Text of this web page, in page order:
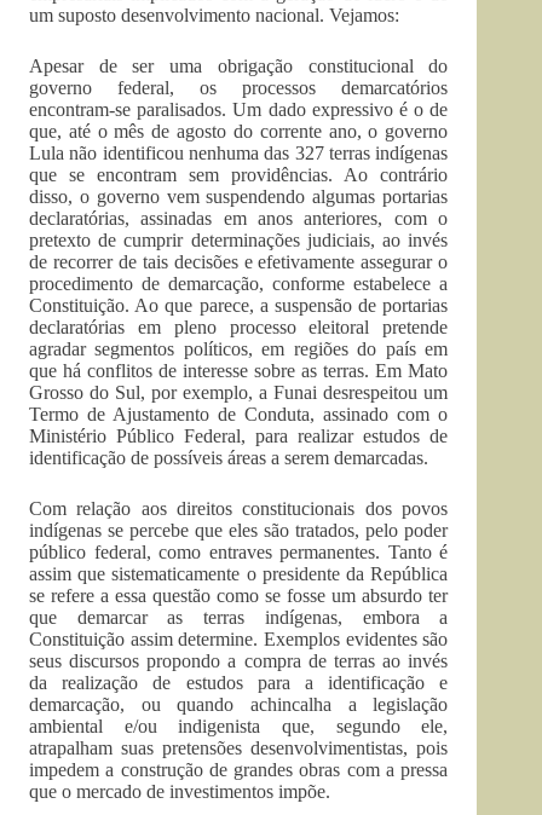
um suposto desenvolvimento nacional. Vejamos:
Apesar de ser uma obrigação constitucional do
governo federal, os processos demarcatórios
encontram-se paralisados. Um dado expressivo é o de
que, até o mês de agosto do corrente ano, o governo
Lula não identificou nenhuma das 327 terras indígenas
que se encontram sem providências. Ao contrário
disso, o governo vem suspendendo algumas portarias
declaratórias, assinadas em anos anteriores, com o
pretexto de cumprir determinações judiciais, ao invés
de recorrer de tais decisões e efetivamente assegurar o
procedimento de demarcação, conforme estabelece a
Constituição. Ao que parece, a suspensão de portarias
declaratórias em pleno processo eleitoral pretende
agradar segmentos políticos, em regiões do país em
que há conflitos de interesse sobre as terras. Em Mato
Grosso do Sul, por exemplo, a Funai desrespeitou um
Termo de Ajustamento de Conduta, assinado com o
Ministério Público Federal, para realizar estudos de
identificação de possíveis áreas a serem demarcadas.
Com relação aos direitos constitucionais dos povos
indígenas se percebe que eles são tratados, pelo poder
público federal, como entraves permanentes. Tanto é
assim que sistematicamente o presidente da República
se refere a essa questão como se fosse um absurdo ter
que demarcar as terras indígenas, embora a
Constituição assim determine. Exemplos evidentes são
seus discursos propondo a compra de terras ao invés
da realização de estudos para a identificação e
demarcação, ou quando achincalha a legislação
ambiental e/ou indigenista que, segundo ele,
atrapalham suas pretensões desenvolvimentistas, pois
impedem a construção de grandes obras com a pressa
que o mercado de investimentos impõe.